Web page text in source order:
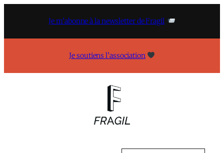
Je m’abonne à la newsletter de Fragil
Je soutiens l’association